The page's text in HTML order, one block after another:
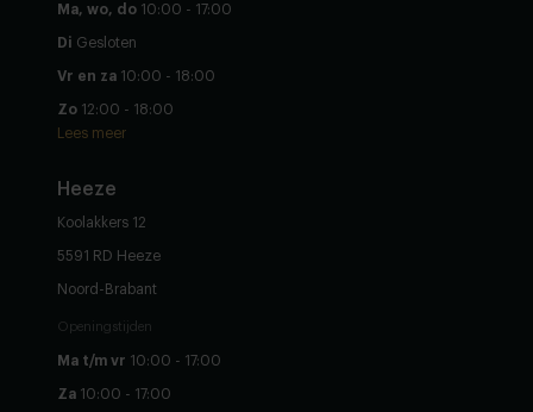
Ma, wo, do 10:00 - 17:00
Di Gesloten
Vr en za 10:00 - 18:00
Zo 12:00 - 18:00
Lees meer
Heeze
Koolakkers 12
5591 RD Heeze
Noord-Brabant
Openingstijden
Ma t/m vr 10:00 - 17:00
Za 10:00 - 17:00